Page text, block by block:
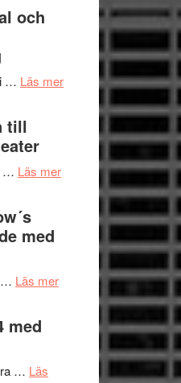
genrens
vidsträckta
och
… Läs merom
Hannes
Roland
Pöntinen
Scensommar
Artipelag
till
… Läs merom
Malmöfestivalen
med
… Läs merom
Filmrecension:
Shadow
med
… Läs